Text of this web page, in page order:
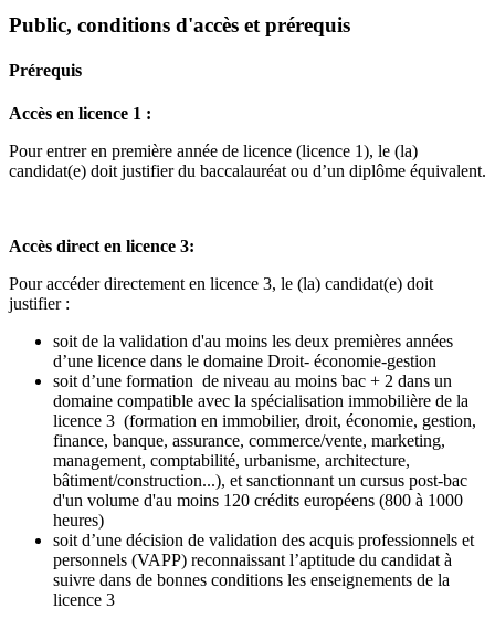
Public, conditions d'accès et prérequis
Prérequis
Accès en licence 1 :
Pour entrer en première année de licence (licence 1), le (la)
candidat(e) doit justifier du baccalauréat ou d’un diplôme équivalent.
Accès direct en licence 3:
Pour accéder directement en licence 3, le (la) candidat(e) doit
justifier :
soit de la validation d'au moins les deux premières années
d’une licence dans le domaine Droit- économie-gestion
soit d’une formation de niveau au moins bac + 2 dans un
domaine compatible avec la spécialisation immobilière de la
licence 3 (formation en immobilier, droit, économie, gestion,
finance, banque, assurance, commerce/vente, marketing,
management, comptabilité, urbanisme, architecture,
bâtiment/construction...), et sanctionnant un cursus post-bac
d'un volume d'au moins 120 crédits européens (800 à 1000
heures)
soit d’une décision de validation des acquis professionnels et
personnels (VAPP) reconnaissant l’aptitude du candidat à
suivre dans de bonnes conditions les enseignements de la
licence 3